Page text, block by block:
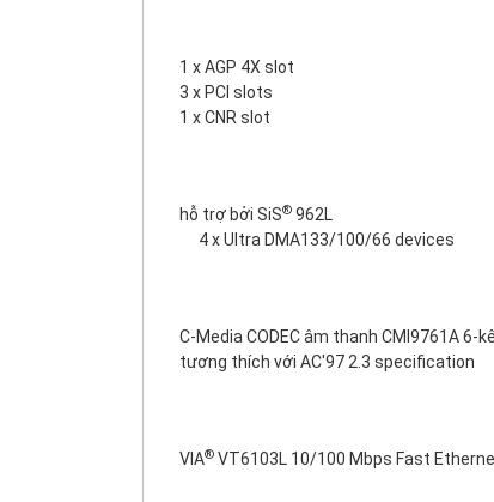
1 x AGP 4X slot
3 x PCI slots
1 x CNR slot
hỗ trợ bởi SiS® 962L
4 x Ultra DMA133/100/66 devices
C-Media CODEC âm thanh CMI9761A 6-
tương thích với AC'97 2.3 specification
VIA® VT6103L 10/100 Mbps Fast